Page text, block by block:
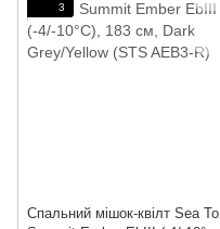
3
Спальний мішок-квілт Sea To